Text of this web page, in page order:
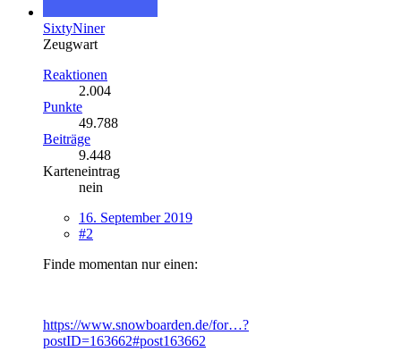
SixtyNiner
Zeugwart
Reaktionen
2.004
Punkte
49.788
Beiträge
9.448
Karteneintrag
nein
16. September 2019
#2
Finde momentan nur einen:
https://www.snowboarden.de/for…?
postID=163662#post163662